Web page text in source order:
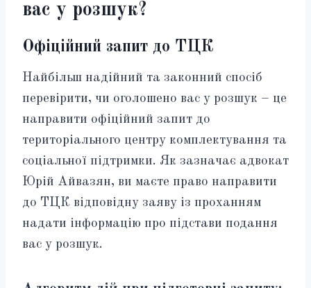
вас у розшук?
Офіційний запит до ТЦК
Найбільш надійний та законний спосіб
перевірити, чи оголошено вас у розшук – це
направити офіційний запит до
територіального центру комплектування та
соціальної підтримки. Як зазначає адвокат
Юрій Айвазян, ви маєте право направити
до ТЦК відповідну заяву із проханням
надати інформацію про підстави подання
вас у розшук.